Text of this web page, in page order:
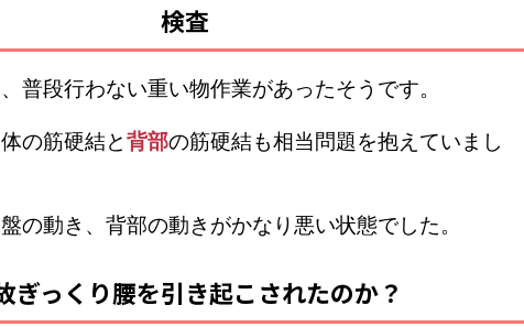
検査
普段行わない重い物作業があったそうです。
の筋硬結と背部の筋硬結も相当問題を抱えていまし
の動き、背部の動きがかなり悪い状態でした。
ぎっくり腰を引き起こされたのか？